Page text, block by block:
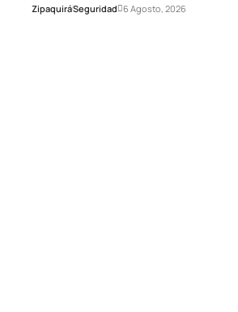
ZipaquiráSeguridad 6 Agosto, 2026